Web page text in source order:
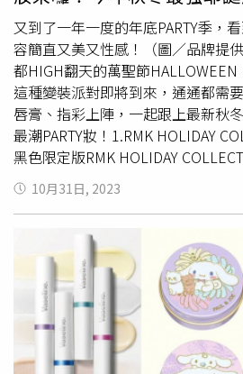
心」，對著許氏夫妻猛開砲。許雅
地下停車場的密道進入夜店。（圖
年8月，狗仔葛斯齊也曾在直播曬
邊還有3位美女包夾的照片，並稱
的「大善人」，應酬場合非常愉悅
徑一致，「我不是公眾人物，以後
謝！」之後小S也上傳一家人出遊
到影響。甜美可愛的陳波波身材火
陳波波臉書）小S結婚18年，在社
許雅鈞的合照。（圖／翻攝自小S
戲劇演出，在《此時此刻》與金鐘
戲，她透露事先有向家人討論，許
示相信她的專業。為了在拍戲時融
鈞提出，想在12天的拍攝期間外出
答應；不過小S劇中三段親密戲，站
張到喝酒才上陣，直言不會讓老公
她與吳慷仁對戲的火花，她坦言有
待不到半小時，又轉往另一家夜店
又驅車到柯震東家開的酒吧捧場，
宸與他的現任女友兔美。◎喝酒勿
康，未滿18歲請勿飲酒。
又到了一年一度的年底PARTY季，
容簡直又美又性感！（圖／品牌提
都HIGH翻天的萬聖節
這種變裝派對即將到來，通通都需
唇膏、指彩上陣，一起跟上最新秋
最潮PARTY妝！1.RMK HOLIDAY
黑色限定版RMK HOLIDAY
約布希維克 < Bushwick > 的夜生
計成黑色調限定包裝限定登場，一
雀躍繽紛的8色，採用融於肌膚般
單色使用，也能互相疊擦，展現珠
力！匯集亮澤的爍光Shimmer(SM)
High Shine(HSH)和亮燦爍光Shiny
光質地的組合。 發揮自己的靈感隨
RMK 耀動眼彩盤 全1款 15g/2,950
2.RMK HOLIDAY COLLECTION 耀
10月31日, 2023